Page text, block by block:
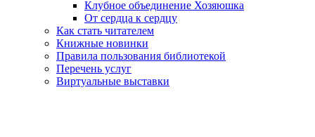
Клубное объединение Хозяюшка
От сердца к сердцу
Как стать читателем
Книжные новинки
Правила пользования библиотекой
Перечень услуг
Виртуальные выставки